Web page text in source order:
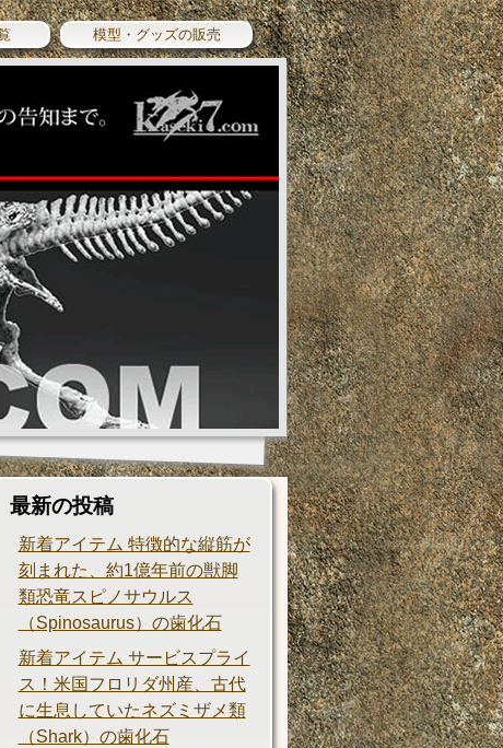
模型・グッズの販売
最新の投稿
新着アイテム 特徴的な縦筋が
刻まれた、約1億年前の獣脚
類恐竜スピノサウルス
（Spinosaurus）の歯化石
新着アイテム サービスプライ
ス！米国フロリダ州産、古代
に生息していたネズミザメ類
（Shark）の歯化石